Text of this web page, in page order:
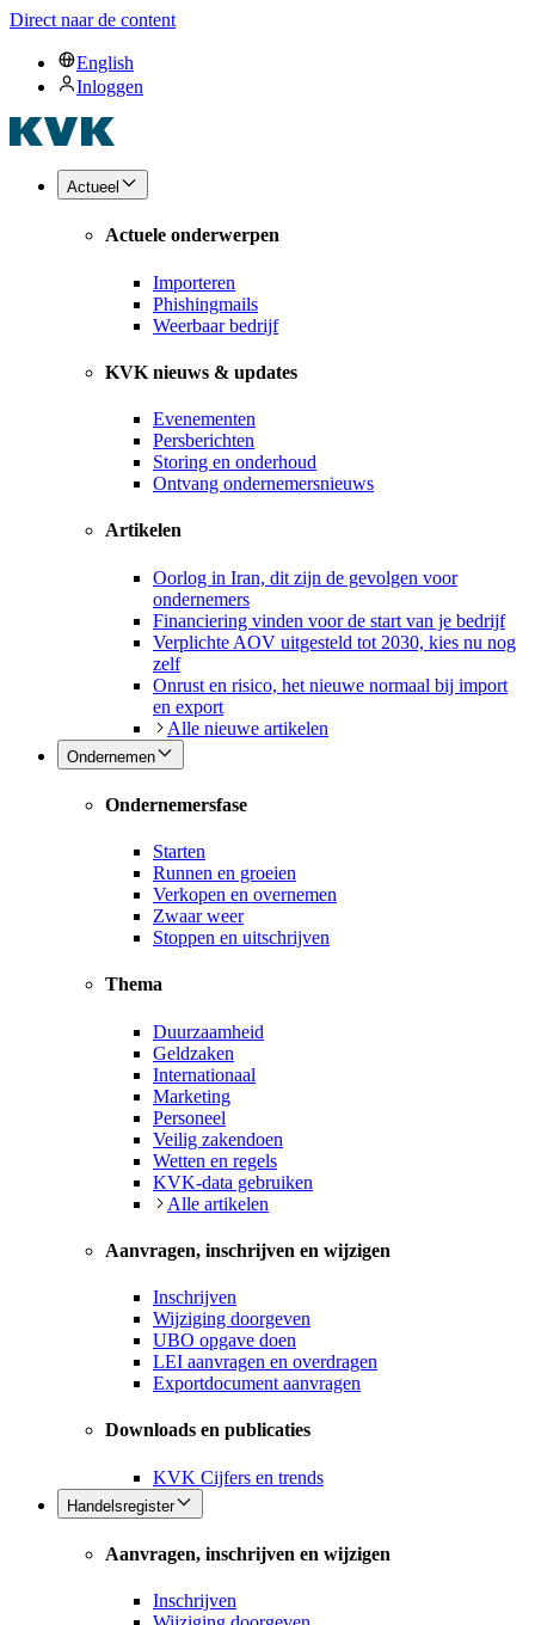
Direct naar de content
English
Inloggen
Actueel
Actuele onderwerpen
Importeren
Phishingmails
Weerbaar bedrijf
KVK nieuws & updates
Evenementen
Persberichten
Storing en onderhoud
Ontvang ondernemersnieuws
Artikelen
Oorlog in Iran, dit zijn de gevolgen voor
ondernemers
Financiering vinden voor de start van je bedrijf
Verplichte AOV uitgesteld tot 2030, kies nu nog
zelf
Onrust en risico, het nieuwe normaal bij import
en export
Alle nieuwe artikelen
Ondernemen
Ondernemersfase
Starten
Runnen en groeien
Verkopen en overnemen
Zwaar weer
Stoppen en uitschrijven
Thema
Duurzaamheid
Geldzaken
Internationaal
Marketing
Personeel
Veilig zakendoen
Wetten en regels
KVK-data gebruiken
Alle artikelen
Aanvragen, inschrijven en wijzigen
Inschrijven
Wijziging doorgeven
UBO opgave doen
LEI aanvragen en overdragen
Exportdocument aanvragen
Downloads en publicaties
KVK Cijfers en trends
Handelsregister
Aanvragen, inschrijven en wijzigen
Inschrijven